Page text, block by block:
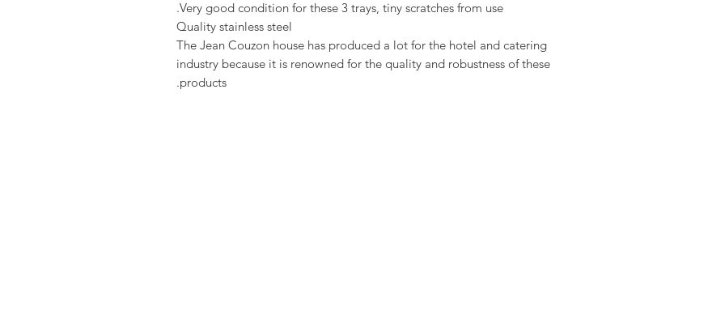
Very good condition for these 3 trays, tiny scratches from use.
Quality stainless steel
The Jean Couzon house has produced a lot for the hotel and catering
industry because it is renowned for the quality and robustness of these
products.